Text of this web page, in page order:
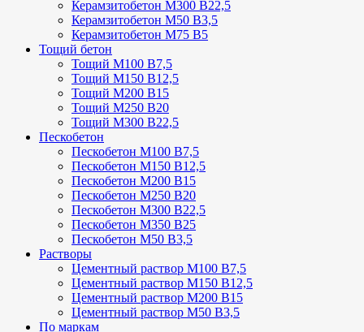
Керамзитобетон М300 В22,5
Керамзитобетон М50 В3,5
Керамзитобетон М75 В5
Тощий бетон
Тощий М100 В7,5
Тощий М150 В12,5
Тощий М200 В15
Тощий М250 В20
Тощий М300 В22,5
Пескобетон
Пескобетон М100 В7,5
Пескобетон М150 В12,5
Пескобетон М200 В15
Пескобетон М250 В20
Пескобетон М300 В22,5
Пескобетон М350 В25
Пескобетон М50 В3,5
Растворы
Цементный раствор М100 В7,5
Цементный раствор М150 В12,5
Цементный раствор М200 В15
Цементный раствор М50 В3,5
По маркам